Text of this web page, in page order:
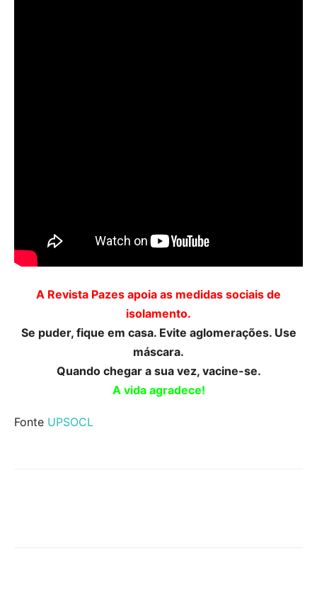
A Revista Pazes apoia as medidas sociais de
isolamento.
Se puder, fique em casa. Evite aglomerações. Use
máscara.
Quando chegar a sua vez, vacine-se.
A vida agradece!
Fonte UPSOCL